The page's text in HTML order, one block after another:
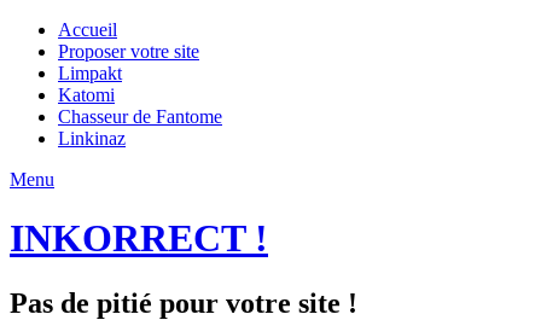
Accueil
Proposer votre site
Limpakt
Katomi
Chasseur de Fantome
Linkinaz
Menu
INKORRECT !
Pas de pitié pour votre site !